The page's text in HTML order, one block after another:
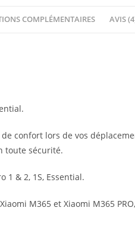
COMPLÉMENTAIRES AVIS
confort lors de vos
toute sécurité.
1 & 2, 1S, Essential.
M365 et Xiaomi M365